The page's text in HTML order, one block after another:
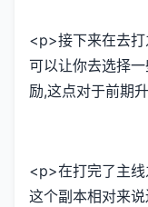
<p>接下来在去
可以让你去选择
励,这点对于前期
<p>在打完了主
这个副本相对来